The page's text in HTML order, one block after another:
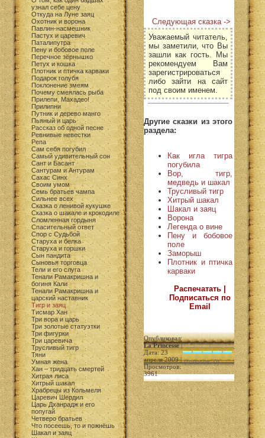
узнал себе цену
Откуда на Луне заяц
Охотник и ворона
Павлин-насмешник
Пастух и царевич
Паталипутра
Пену и бобовое поле
Перечное зёрнышко
Петух и кошка
Плотник и птичка карваки
Подарок голубя
Поклонение змеям
Почему смеялась рыба
Прилепи, Махадео!
Прилипни
Путник и дерево манго
Пьяный и царь
Рассказ об одной песне
Ревнивые невестки
Репа
Сам себя погубил
Самый удивительный сон
Сант и Басант
Сантурам и Антурам
Сахас Синх
Своим умом
Семь братьев чампа
Сильнее всех
Сказка о ленивой кукушке
Сказка о шакале и крокодиле
Сломленная гордыня
Спасительный ответ
Спор с Судьбой
Старуха и белка
Старуха и горшки
Сын пандита
Сыновья торговца
Тели и его слуга
Тенали Рамакришна и
богиня Кали
Тенали Рамакришна и
царский наставник
Тигр и заяц
Тисмар Хан
Три вора и царь
Три золотые статуэтки
Три фигурки
Три царевича
Трусливый тигр
Тяни
Умная жена
Хан – тридцать смертей
Хитрая лиса
Хитрый шакал
Храбрецы из Кольмеля
Царевич Шердил
Царь Дханрадж и его
попугай
Четверо братьев
Что посеешь, то и пожнёшь
Шакал и заяц
Следующая сказка ->
Уважаемый читатель,
мы заметили, что Вы
зашли как гость. Мы
рекомендуем Вам
зарегистрироваться
либо зайти на сайт
под своим именем.
Другие сказки из этого
раздела:
Как игла тигра
погубила
Вор, тигр,
медведь и шакал
Трусливый тигр
Хитрый шакал
Шакал и заяц
Ворона
Легенда о вине
Пену и бобовое
поле
Заморыш
Плотник и птичка
карваки
Распечатать |
Подписаться по
Email
Опубликовал:
La Princesse|
Дата: 23
апреля 2009 |
Просмотров:
3961
(голосов: 0)